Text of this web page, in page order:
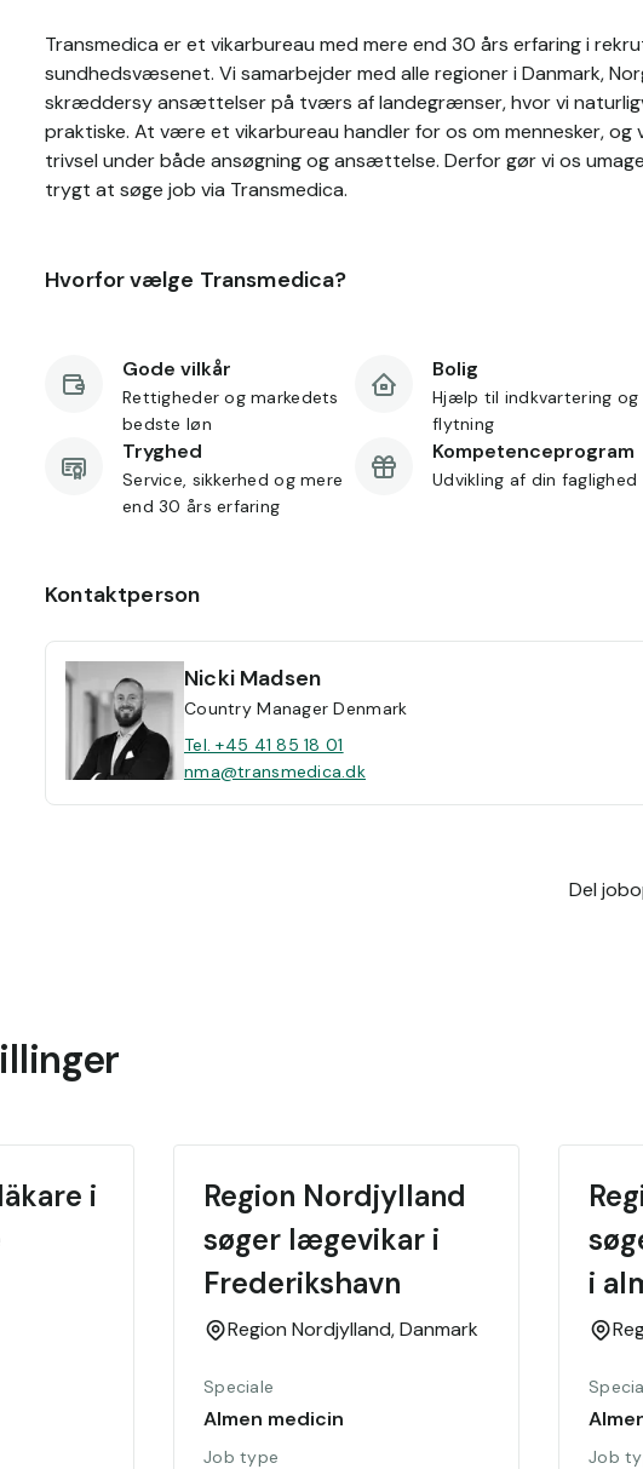
Transmedica er et vikarbureau med mere end 30 års erfaring i
sundhedsvæsenet. Vi samarbejder med alle regioner i Danmark,
skræddersy ansættelser på tværs af landegrænser, hvor vi
praktiske. At være et vikarbureau handler for os om mennesker, og
trivsel under både ansøgning og ansættelse. Derfor gør vi os
trygt at søge job via Transmedica.
Hvorfor vælge Transmedica?
Gode vilkår
Rettigheder og markedets
bedste løn
Bolig
Hjælp til indkvartering og
flytning
Tryghed
Service, sikkerhed og mere
end 30 års erfaring
Kompetenceprogram
Udvikling af din faglighed
Kontaktperson
Nicki Madsen
Country Manager Denmark
Tel. +45 41 85 18 01
nma@transmedica.dk
Del
i
Region Nordjylland
søger lægevikar i
Frederikshavn
Region Nordjylland,Danmark
Speciale
Almen medicin
Job type
i
Job